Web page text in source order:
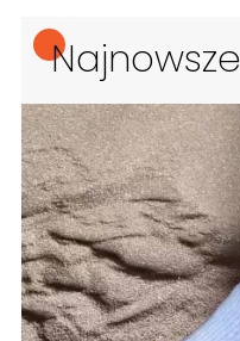
Najnowsze